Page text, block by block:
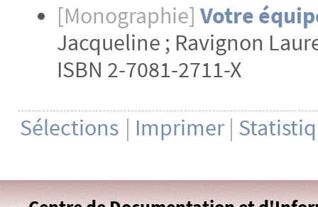
[Monographie] Votre
Jacqueline ; Ravignon
ISBN 2-7081-2711-X
Sélections | Imprimer |